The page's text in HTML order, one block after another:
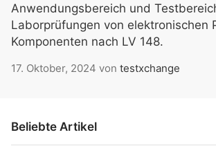
Anwendungsbereich und
Laborprüfungen von elektronischen
Komponenten nach LV 148.
17. Oktober, 2024 von testxchange
Beliebte Artikel